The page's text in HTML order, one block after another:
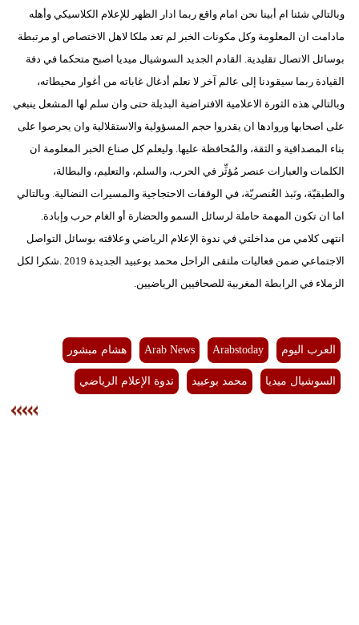
وبالتالي شئنا ام أبينا نحن امام واقع ربما ادار الظهر للإعلام الكلاسيكي وأهله
مادامت ان المعلومة وكل مكونات الخبر لم تعد ملكا لاهل الاختصاص او مرتبطة
بوسائل الاتصال تقليدية. القادم الجديد السوشيال ميديا اصبح متحكما في دفة
القيادة ربما سيقودنا إلى عالم آخر لا نعلم أدغال غاباته من أغوار محيطاته،
وبالتالي هذه الثورة الاعلامية الافتراضية البديلة حتى وان سلم لها المشعل ينبغي
على اصحابها وروادها ان يقدروا حجم المسؤولية والاستقلالية وان يحرصوا على
بناء المصداقية و الثقة، والمُحافظة عليها. وليعلم كل صناع الخبر المعلومة ان
الكلمات والعبارات عنصر مُؤثِّر في الحرب، والسلم، والتعليم، والبطالة،
والطبقيّة، ونَبذ العُنصريّة، في الوقفات الاحتجاجية والمسيرات النضالية. وبالتالي
اما ان تكون المهمة حاملة لرسائل السمو والحضارة أو الغام حرب وإبادة.
انتهى كلامي من مداخلتي في ندوة الإعلام الرياضي وعلاقته بوسائل التواصل
الاجتماعي ضمن فعاليات ملتقى الراحل محمد بوعبيد الجديدة 2019 .شكرا لكل
الزملاء في الرابطة المغربية للصحافيين الرياضيين.
العرب اليوم Arabstoday
Arab News هشام مبشور
السوشيال ميديا محمد بوعبيد ندوة الإعلام الرياضي